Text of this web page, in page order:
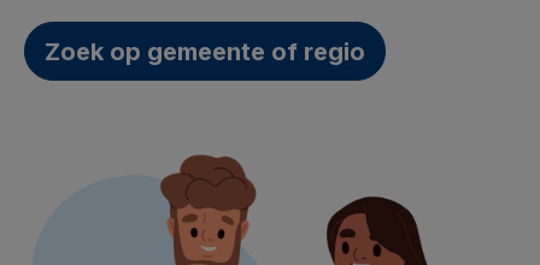
Zoek op gemeente of regio